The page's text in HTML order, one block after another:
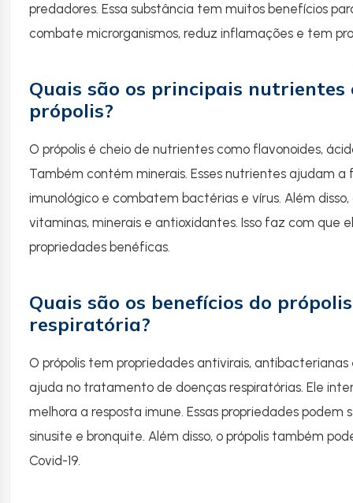
predadores. Essa substância tem muitos benefícios
combate microrganismos, reduz inflamações e tem
Quais são os principais nutrientes
própolis?
O própolis é cheio de nutrientes como flavonoides,
Também contém minerais. Esses nutrientes ajudam
imunológico e combatem bactérias e vírus. Além
vitaminas, minerais e antioxidantes. Isso faz com que
propriedades benéficas.
Quais são os benefícios do
respiratória?
O própolis tem propriedades antivirais,
ajuda no tratamento de doenças respiratórias. Ele
melhora a resposta imune. Essas propriedades podem
sinusite e bronquite. Além disso, o própolis também
Covid-19.